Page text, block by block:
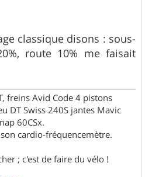
classique disons : sous-
route 10% me faisait
freins Avid Code 4 pistons
DT Swiss 240S jantes Mavic
60CSx.
cardio-fréquencemètre.
; c'est de faire du vélo !